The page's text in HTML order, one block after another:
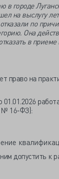
городе
на выслугу
по
Она
в приеме
право на
№ 16-ФЗ):
допустить к